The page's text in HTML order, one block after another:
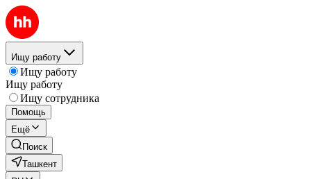
Ищу работу
Ищу работу
Ищу работу
Ищу сотрудника
Помощь
Ещё
Поиск
Ташкент